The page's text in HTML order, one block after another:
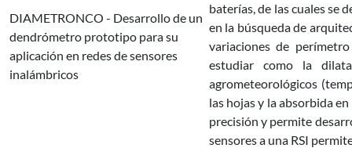
DIAMETRONCO - Desarrollo de un
dendrómetro prototipo para su
aplicación en redes de sensores
inalámbricos
baterías, de las cuales se
en la búsqueda de
variaciones de
estudiar como la
agrometeorológicos
las hojas y la absorbida
precisión y permite
sensores a una RSI